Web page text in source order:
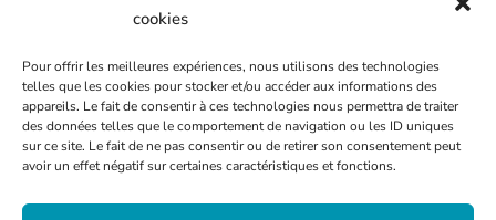
cookies
Pour offrir les meilleures expériences, nous utilisons des technologies
telles que les cookies pour stocker et/ou accéder aux informations des
appareils. Le fait de consentir à ces technologies nous permettra de traiter
des données telles que le comportement de navigation ou les ID uniques
sur ce site. Le fait de ne pas consentir ou de retirer son consentement peut
avoir un effet négatif sur certaines caractéristiques et fonctions.